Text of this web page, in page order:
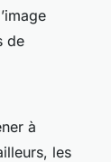
de
à
les